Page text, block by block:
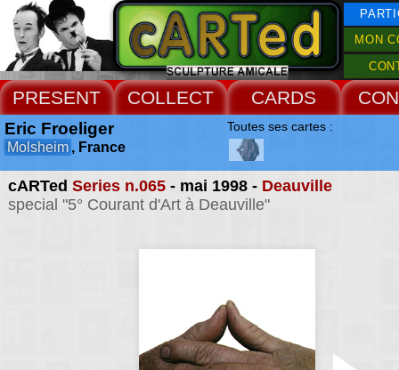
MON
PRESENT COLLECT CARDS
cARTed Series n.065- mai 1998 - Deauville
special "5° Courant d'Art à Deauville"
Eric Froeliger
Molsheim , France
Toutes ses cartes :